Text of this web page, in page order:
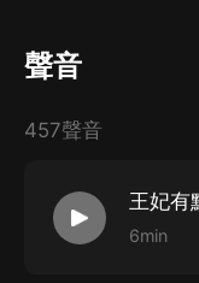
“喂，漂亮姑娘，
美女一愣，彎腰摸
“我們...我們很熟嗎
小美女有點慌亂：
聲音
457聲音
王妃有
6min